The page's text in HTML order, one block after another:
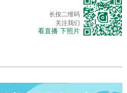
长按二维码
关注我们
看直播 下照片